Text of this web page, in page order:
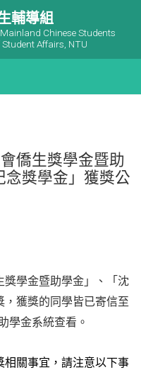
輔導組
Chinese Students
Affairs, NTU
僑生獎學金暨助
念獎學金」獲獎公
獎學金暨助學金」、「沈
，獲獎的同學皆已寄信至
學金系統查看。
相關事宜，請注意以下事